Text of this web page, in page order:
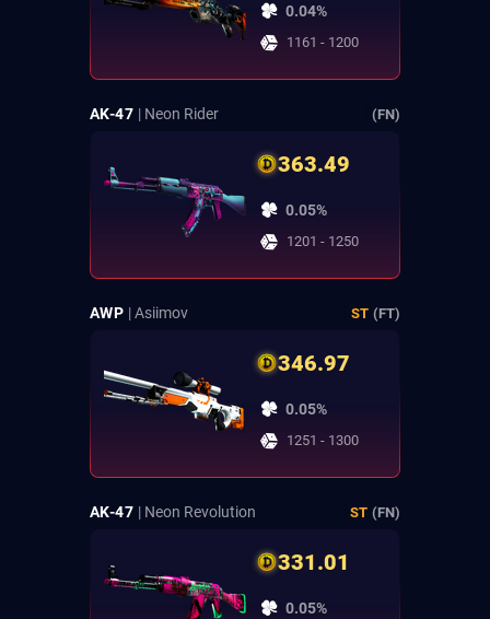
0.04%
1161 - 1200
AK-47 | Neon Rider (FN)
363.49
0.05%
1201 - 1250
AWP | Asiimov ST (FT)
346.97
0.05%
1251 - 1300
AK-47 | Neon Revolution ST (FN)
331.01
0.05%